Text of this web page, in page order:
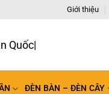
Giới thiệu
Quốc
ĐÈN BÀN – ĐÈN CÂY